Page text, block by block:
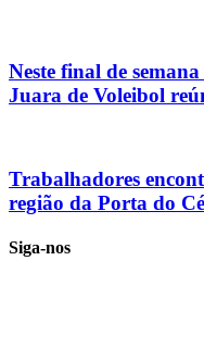
Neste final de
Juara de Voleibol
Trabalhadores
região da Porta do
Siga-nos